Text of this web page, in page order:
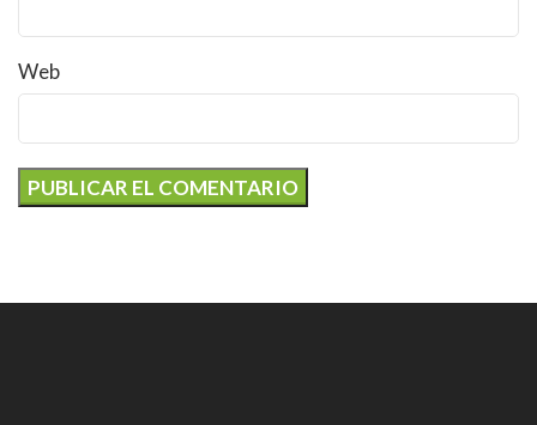
Web